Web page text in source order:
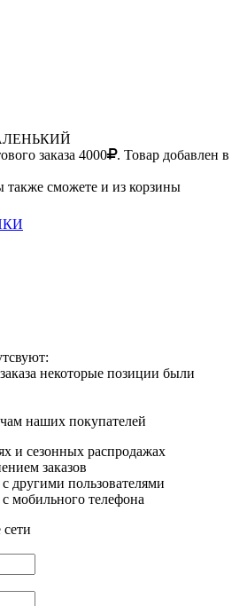
заказа 4000
. Товар добавлен в
также сможете и из корзины
некоторые позиции были
наших покупателей
и сезонных распродажах
заказов
другими пользователями
мобильного телефона